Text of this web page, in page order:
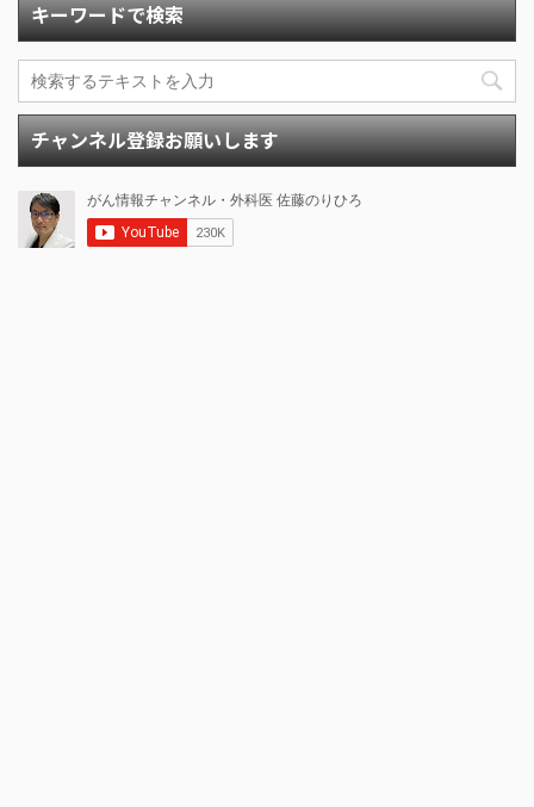
キーワードで検索
チャンネル登録お願いします